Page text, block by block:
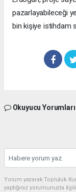
pazarlayabileceği
bin kişiye istihdam
Okuyucu Yorumları
Yorum yazarak Topluluk
yaptığınız yorumunuzla